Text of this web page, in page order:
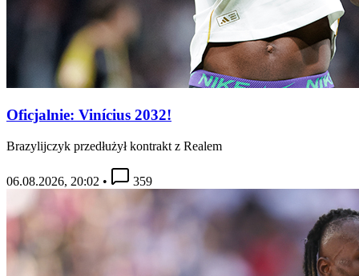
Oficjalnie: Vinícius 2032!
Brazylijczyk przedłużył kontrakt z Realem
06.08.2026, 20:02 • 359